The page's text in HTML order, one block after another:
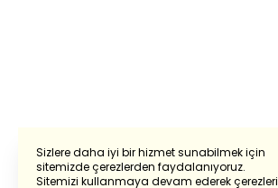
Sizlere daha iyi bir hizmet sunabilmek için
sitemizde çerezlerden faydalanıyoruz.
Sitemizi kullanmaya devam ederek çerezleri